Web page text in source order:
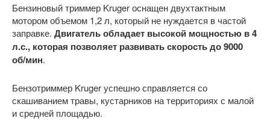
Бензиновый триммер Kruger оснащен двухтактным
мотором объемом 1,2 л, который не нуждается в частой
заправке. Двигатель обладает высокой мощностью в 4
л.с., которая позволяет развивать скорость до 9000
об/мин.
Бензотриммер Kruger успешно справляется со
скашиванием травы, кустарников на территориях с малой
и средней площадью.